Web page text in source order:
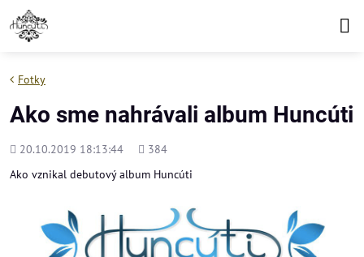
Fotky
Ako sme nahrávali album Huncúti
Pridané
20.10.2019 18:13:44
Počet
384
Ako vznikal debutový album Huncúti